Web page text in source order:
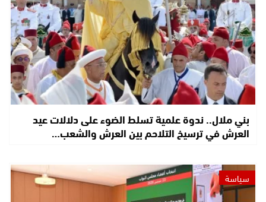
بني ملال.. ندوة علمية تسلط الضوء على دلالات عيد
العرش في ترسيخ التلاحم بين العرش والشعب…
سياسة